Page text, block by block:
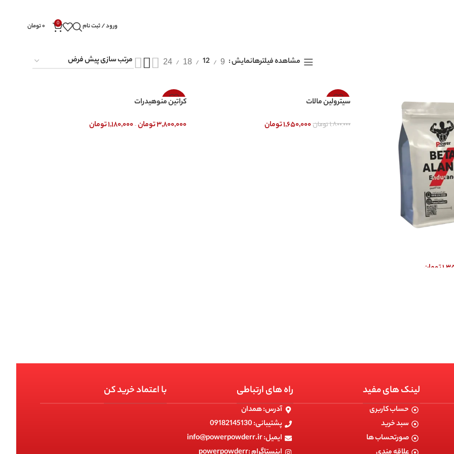
ورود / ثبت نام 0 ۰تومان
مشاهده فیلترهانمایش 9
12
18
24
تومان
-8%
سیترولین مالات
۱,۸۰۰,۰۰۰تومان۱,۶۵۰,۰۰۰تومان
-9%
کراتین منوهیدرات
۳,۸۰۰,۰۰۰تومان–۱,۱۸۰,۰۰۰تومان
لینک های مفید
حساب کاربری
سبد خرید
صورتحساب ها
راه های ارتباطی
آدرس: همدان
پشتیبانی: 09182145130
ایمیل: info@powerpowderr.ir
با اعتماد خرید کن